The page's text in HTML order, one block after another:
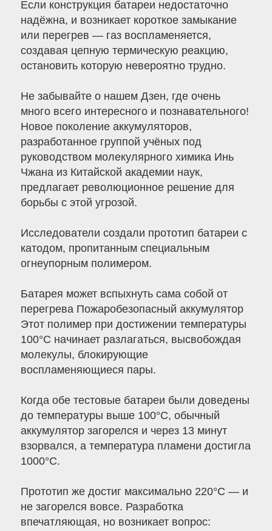
Если конструкция батареи недостаточно
надёжна, и возникает короткое замыкание
или перегрев — газ воспламеняется,
создавая цепную термическую реакцию,
остановить которую невероятно трудно.
Не забывайте о нашем Дзен, где очень
много всего интересного и познавательного!
Новое поколение аккумуляторов,
разработанное группой учёных под
руководством молекулярного химика Инь
Чжана из Китайской академии наук,
предлагает революционное решение для
борьбы с этой угрозой.
Исследователи создали прототип батареи с
катодом, пропитанным специальным
огнеупорным полимером.
Батарея может вспыхнуть сама собой от
перегрева Пожаробезопасный аккумулятор
Этот полимер при достижении температуры
100°C начинает разлагаться, высвобождая
молекулы, блокирующие
воспламеняющиеся пары.
Когда обе тестовые батареи были доведены
до температуры выше 100°C, обычный
аккумулятор загорелся и через 13 минут
взорвался, а температура пламени достигла
1000°C.
Прототип же достиг максимально 220°C — и
не загорелся вовсе. Разработка
впечатляющая, но возникает вопрос: